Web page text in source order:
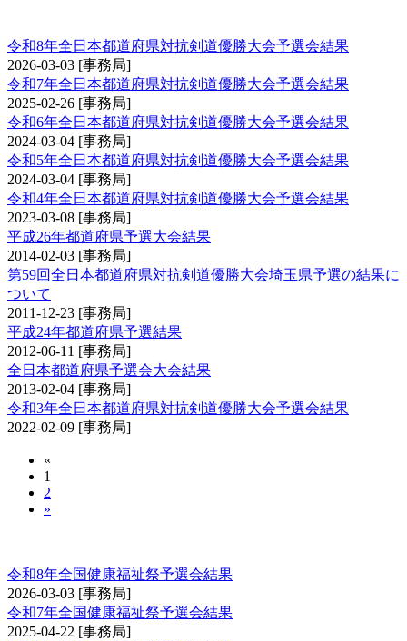
令和8年全日本都道府県対抗剣道優勝大会予選会結果
2026-03-03 [事務局]
令和7年全日本都道府県対抗剣道優勝大会予選会結果
2025-02-26 [事務局]
令和6年全日本都道府県対抗剣道優勝大会予選会結果
2024-03-04 [事務局]
令和5年全日本都道府県対抗剣道優勝大会予選会結果
2024-03-04 [事務局]
令和4年全日本都道府県対抗剣道優勝大会予選会結果
2023-03-08 [事務局]
平成26年都道府県予選大会結果
2014-02-03 [事務局]
第59回全日本都道府県対抗剣道優勝大会埼玉県予選の結果に
ついて
2011-12-23 [事務局]
平成24年都道府県予選結果
2012-06-11 [事務局]
全日本都道府県予選会大会結果
2013-02-04 [事務局]
令和3年全日本都道府県対抗剣道優勝大会予選会結果
2022-02-09 [事務局]
«
1
2
»
令和8年全国健康福祉祭予選会結果
2026-03-03 [事務局]
令和7年全国健康福祉祭予選会結果
2025-04-22 [事務局]